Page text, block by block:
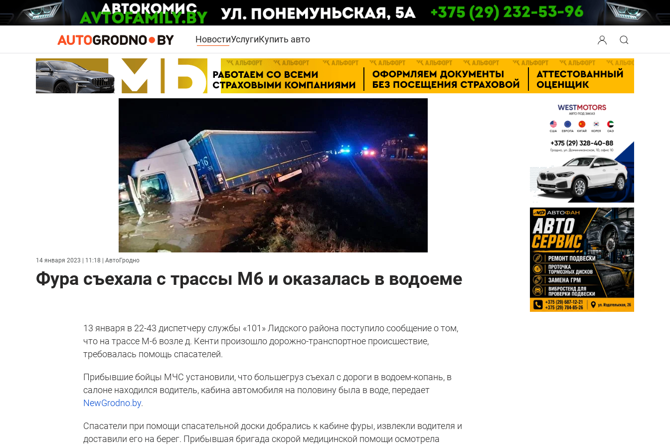
НовостиУслугиКупить авто
14 января 2023 | 11:18 | АвтоГродно
Фура съехала с трассы М6 и оказалась в водоеме
13 января в 22-43 диспетчеру службы «101» Лидского района поступило сообщение о том,
что на трассе М-6 возле д. Кенти произошло дорожно-транспортное происшествие,
требовалась помощь спасателей.
Прибывшие бойцы МЧС установили, что большегруз съехал с дороги в водоем-копань, в
салоне находился водитель, кабина автомобиля на половину была в воде, передает
NewGrodno.by.
Спасатели при помощи спасательной доски добрались к кабине фуры, извлекли водителя и
доставили его на берег. Прибывшая бригада скорой медицинской помощи осмотрела